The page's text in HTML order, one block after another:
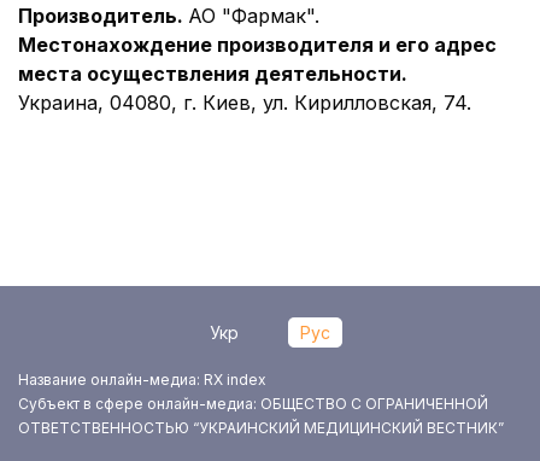
Производитель. АО "Фармак".
Местонахождение производителя и его адрес
места осуществления деятельности.
Украина, 04080, г. Киев, ул. Кирилловская, 74.
Укр Рус
Название онлайн-медиа: RX index
Субъект в сфере онлайн-медиа: ОБЩЕСТВО С ОГРАНИЧЕННОЙ
ОТВЕТСТВЕННОСТЬЮ “УКРАИНСКИЙ МЕДИЦИНСКИЙ ВЕСТНИК”